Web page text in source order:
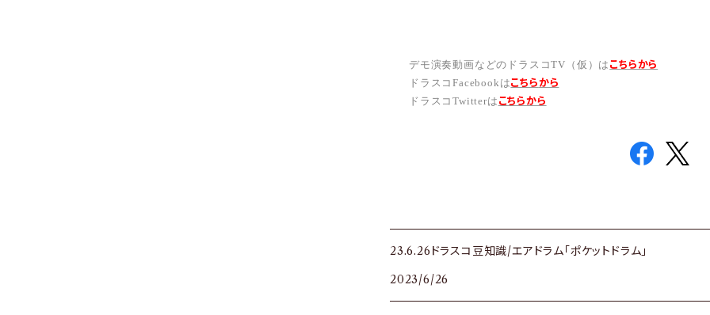
デモ演奏動画などのドラスコTV（仮）は こちらから
ドラスコFacebookはこちらから
ドラスコTwitterは こちらから
23.6.26ドラスコ豆知識/エアドラム「ポケットドラム」
2023/6/26